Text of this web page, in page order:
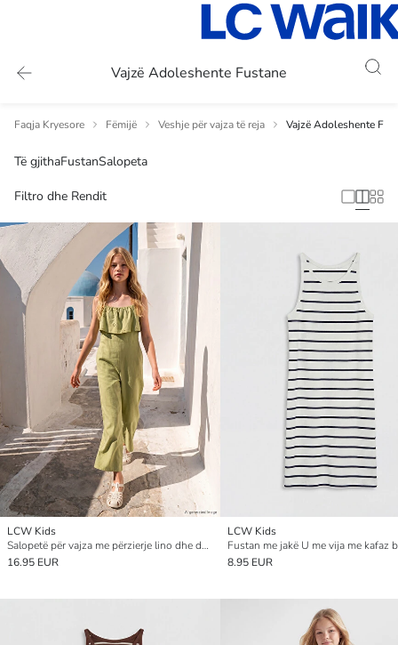
Vajzë Adoleshente Fustane
Faqja Kryesore Fëmijë Veshje për vajza të reja Vajzë Adoleshente
Të gjithaFustanSalopeta
Filtro dhe Rendit
LCW Kids
Salopetë për vajza me përzierje lino dhe detaje Broderie Anglaise
16.95 EUR
LCW Kids
8.95 EUR